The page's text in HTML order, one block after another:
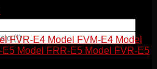
FVR-E4 Model FVM-E4 Model
E5 Model FRR-E5 Model FVR-E5